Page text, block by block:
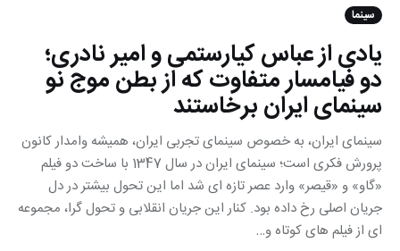
سینما
یادی از عباس کیارستمی و امیر نادری؛
دو فیامسار متفاوت که از بطن موج نو
سینمای ایران برخاستند
سینمای ایران، به خصوص سینمای تجربی ایران، همیشه وامدار کانون
پرورش فکری است؛ سینمای ایران در سال 1347 با ساخت دو فیلم
«گاو» و «قیصر» وارد عصر تازه ای شد اما این تحول بیشتر در دل
جریان اصلی رخ داده بود. کنار این جریان انقلابی و تحول گرا، مجموعه
ای از فیلم های کوتاه و…